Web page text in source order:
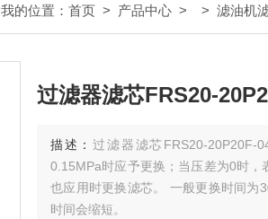
我的位置： 首页 > 产品中心 > > 滤油机
过滤器滤芯FRS20-
描述： 过滤器滤芯FRS20-20P20F-
0.15MPa时应予更换；当压差为0时
也应用时更换滤芯。 一般更换时间为
时间会缩短。